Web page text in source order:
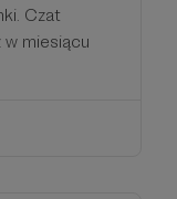
Czat
miesiącu